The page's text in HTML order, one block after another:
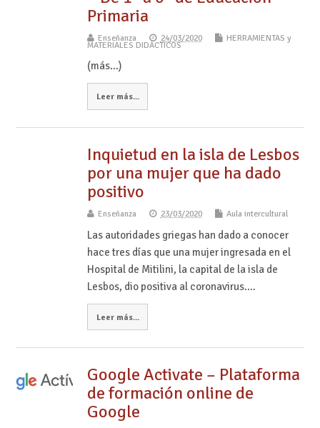
Primaria
Enseñanza 24/03/2020 HERRAMIENTAS y
MATERIALES DIDÁCTICOS
(más…)
Leer más...
Inquietud en la isla de Lesbos
por una mujer que ha dado
positivo
Enseñanza 23/03/2020 Aula intercultural
Las autoridades griegas han dado a conocer
hace tres días que una mujer ingresada en el
Hospital de Mitilini, la capital de la isla de
Lesbos, dio positiva al coronavirus.…
Leer más...
Google Activate – Plataforma
de formación online de
Google